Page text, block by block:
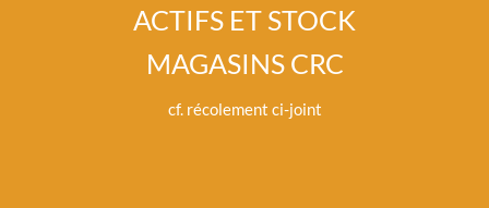
ACTIFS ET STOCK
MAGASINS CRC
cf. récolement ci-joint